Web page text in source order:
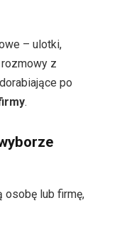
– ulotki,
z
po
.
osobę lub firmę,